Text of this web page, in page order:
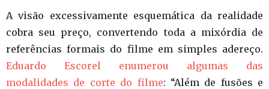
A visão excessivamente esquemática da realidade
cobra seu preço, convertendo toda a mixórdia de
referências formais do filme em simples adereço.
Eduardo Escorel enumerou algumas das
modalidades de corte do filme: “Além de fusões e